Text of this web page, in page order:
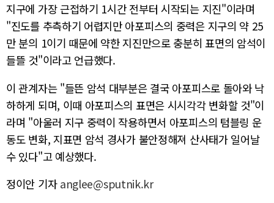
지구에 가장 근접하기 1시간 전부터 시작되는 지진"이라며
"진도를 추측하기 어렵지만 아포피스의 중력은 지구의 약 25
만 분의 1이기 때문에 약한 지진만으로 충분히 표면의 암석이
들뜰 것"이라고 언급했다.
이 관계자는 "들뜬 암석 대부분은 결국 아포피스로 돌아와 낙
하하게 되며, 이때 아포피스의 표면은 시시각각 변화할 것"이
라며 "아울러 지구 중력이 작용하면서 아포피스의 텀블링 운
동도 변화, 지표면 암석 경사가 불안정해져 산사태가 일어날
수 있다"고 예상했다.
정이안 기자 anglee@sputnik.kr